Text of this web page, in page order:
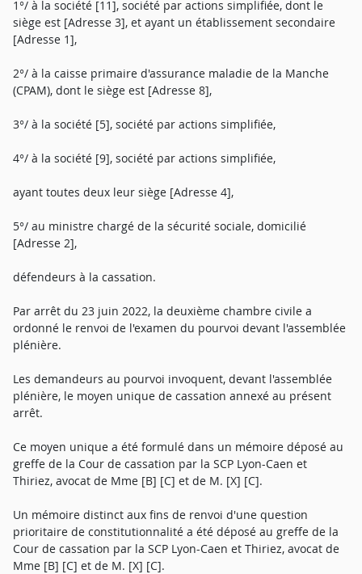
1°/ à la société [11], société par actions simplifiée, dont le
siège est [Adresse 3], et ayant un établissement secondaire
[Adresse 1],
2°/ à la caisse primaire d'assurance maladie de la Manche
(CPAM), dont le siège est [Adresse 8],
3°/ à la société [5], société par actions simplifiée,
4°/ à la société [9], société par actions simplifiée,
ayant toutes deux leur siège [Adresse 4],
5°/ au ministre chargé de la sécurité sociale, domicilié
[Adresse 2],
défendeurs à la cassation.
Par arrêt du 23 juin 2022, la deuxième chambre civile a
ordonné le renvoi de l'examen du pourvoi devant l'assemblée
plénière.
Les demandeurs au pourvoi invoquent, devant l'assemblée
plénière, le moyen unique de cassation annexé au présent
arrêt.
Ce moyen unique a été formulé dans un mémoire déposé au
greffe de la Cour de cassation par la SCP Lyon-Caen et
Thiriez, avocat de Mme [B] [C] et de M. [X] [C].
Un mémoire distinct aux fins de renvoi d'une question
prioritaire de constitutionnalité a été déposé au greffe de la
Cour de cassation par la SCP Lyon-Caen et Thiriez, avocat de
Mme [B] [C] et de M. [X] [C].